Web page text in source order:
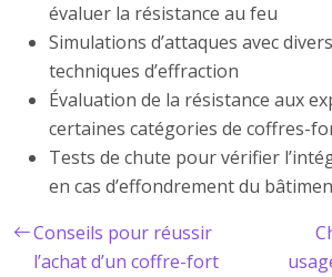
évaluer la résistance au feu
Simulations d’attaques avec
techniques d’effraction
Évaluation de la résistance aux
certaines catégories de coffres-
Tests de chute pour vérifier
en cas d’effondrement du
Conseils pour réussir
l’achat d’un coffre-fort